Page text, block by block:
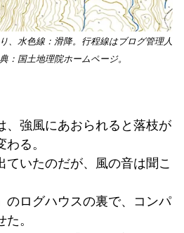
、水色線：滑降。行程線はブログ管理人
：国土地理院ホームページ。
、強風にあおられると落枝が
る。
ていたのだが、風の音は聞こ
のログハウスの裏で、コンパ
。